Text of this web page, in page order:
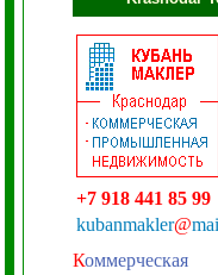
+7 918 441 85 99
kubanmakler@
Коммерческая